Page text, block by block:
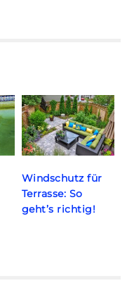
Windschutz für
Terrasse: So
geht’s richtig!